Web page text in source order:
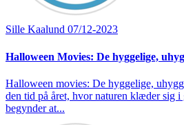
Sille Kaalund 07/12-2023
Halloween Movies: De hyggelige,
Halloween movies: De hyggelige,
den tid på året, hvor naturen klæder sig
begynder at...